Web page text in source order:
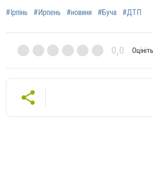
#Ірпінь #Ирпень #новини #Буча #ДТП
0,0